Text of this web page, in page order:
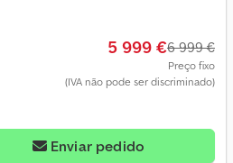
5 999 €6 999 €
Preço fixo
(IVA não pode ser discriminado)
Enviar pedido